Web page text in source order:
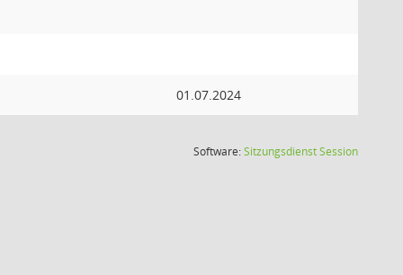
01.07.2024
Software:SitzungsdienstSession(Wird in